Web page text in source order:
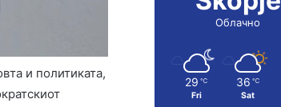
и политиката,
Облачно
29 ℃
Fri
36 ℃
Sat